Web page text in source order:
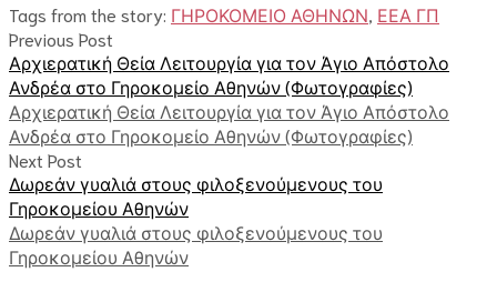
Tags from the story: ΓΗΡΟΚΟΜΕΙΟ ΑΘΗΝΩΝ ΕΕΑ ΓΠ
Previous Post
Αρχιερατική Θεία Λειτουργία για τον Άγιο Απόστολο
Ανδρέα στο Γηροκομείο Αθηνών (Φωτογραφίες)
Αρχιερατική Θεία Λειτουργία για τον Άγιο Απόστολο
Ανδρέα στο Γηροκομείο Αθηνών (Φωτογραφίες)
Next Post
Δωρεάν γυαλιά στους φιλοξενούμενους του
Γηροκομείου Αθηνών
Δωρεάν γυαλιά στους φιλοξενούμενους του
Γηροκομείου Αθηνών